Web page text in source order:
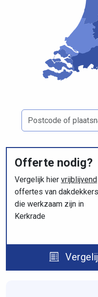
Offerte nodig?
Vergelijk hier vrijblijvend
offertes van dakdekkers
die werkzaam zijn in
Kerkrade